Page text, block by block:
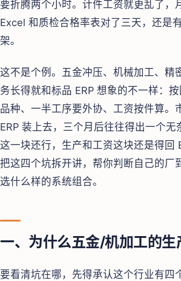
要折腾两个小时。计件工资就更乱了，
Excel 和质检合格率表对了三天，还是
架。
这不是个例。五金冲压、机械加工、精
务长得就和标品 ERP 想象的不一样：
品种、一半工序要外协、工资按件算。
ERP 装上去，三个月后往往得出一个
这一块还行，生产和工资这块还是得回
把这四个坑拆开讲，帮你判断自己的厂
选什么样的系统组合。
一、为什么五金/机加工的生
要看清坑在哪，先得承认这个行业有四